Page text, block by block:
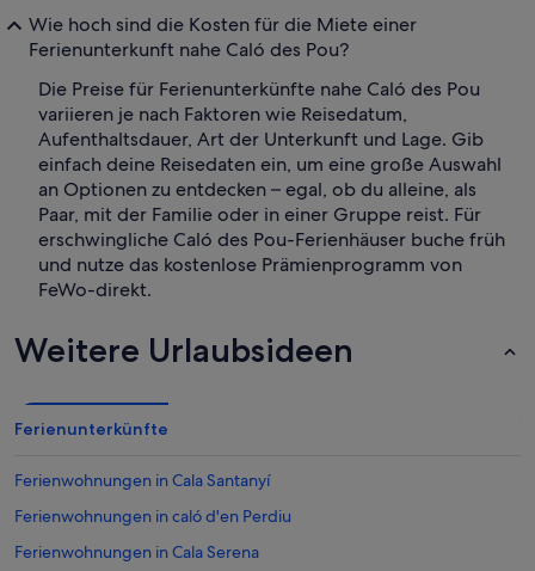
Wie hoch sind die Kosten für die Miete einer
Ferienunterkunft nahe Caló des Pou?
Die Preise für Ferienunterkünfte nahe Caló des Pou
variieren je nach Faktoren wie Reisedatum,
Aufenthaltsdauer, Art der Unterkunft und Lage. Gib
einfach deine Reisedaten ein, um eine große Auswahl
an Optionen zu entdecken – egal, ob du alleine, als
Paar, mit der Familie oder in einer Gruppe reist. Für
erschwingliche Caló des Pou-Ferienhäuser buche früh
und nutze das kostenlose Prämienprogramm von
FeWo-direkt.
Weitere Urlaubsideen
Ferienunterkünfte
Ferienwohnungen in Cala Santanyí
Ferienwohnungen in caló d'en Perdiu
Ferienwohnungen in Cala Serena